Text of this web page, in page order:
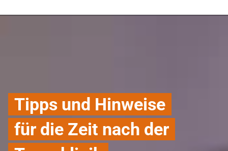
Tipps und Hinweise
für die Zeit nach der